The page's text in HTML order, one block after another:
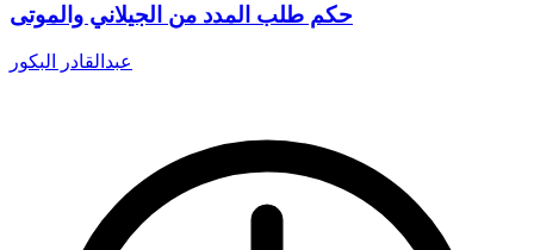
حكم طلب المدد من الجيلاني والموتى
عبدالقادر البكور